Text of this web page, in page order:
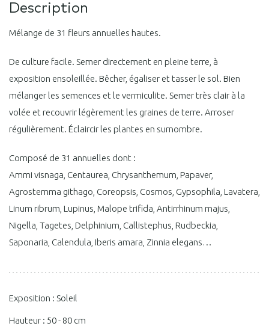
annuelles
Estivale
Multicolore
Description
Mélange de 31 fleurs annuelles hautes.
De culture facile. Semer directement en pleine terre, à
exposition ensoleillée. Bêcher, égaliser et tasser le sol. Bien
mélanger les semences et le vermiculite. Semer très clair à la
volée et recouvrir légèrement les graines de terre. Arroser
régulièrement. Éclaircir les plantes en surnombre.
Composé de 31 annuelles dont :
Ammi visnaga, Centaurea, Chrysanthemum, Papaver,
Agrostemma githago, Coreopsis, Cosmos, Gypsophila, Lavatera,
Linum ribrum, Lupinus, Malope trifida, Antirrhinum majus,
Nigella, Tagetes, Delphinium, Callistephus, Rudbeckia,
Saponaria, Calendula, Iberis amara, Zinnia elegans…
Exposition : Soleil
Hauteur : 50 - 80 cm